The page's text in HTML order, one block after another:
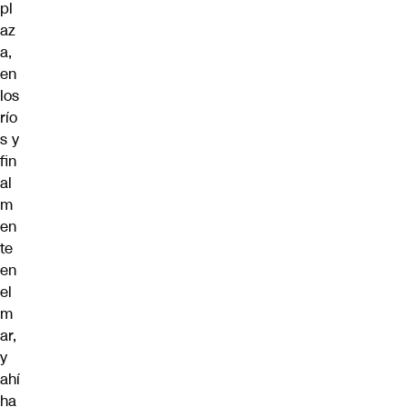
pl
az
a,
en
los
río
s y
fin
al
m
en
te
en
el
m
ar,
y
ahí
ha